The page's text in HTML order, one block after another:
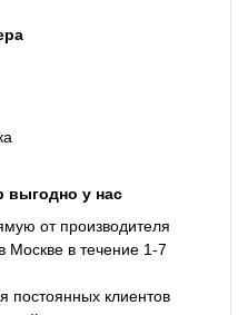
выгодно у нас
от производителя
Москве в течение 1-7
постоянных клиентов